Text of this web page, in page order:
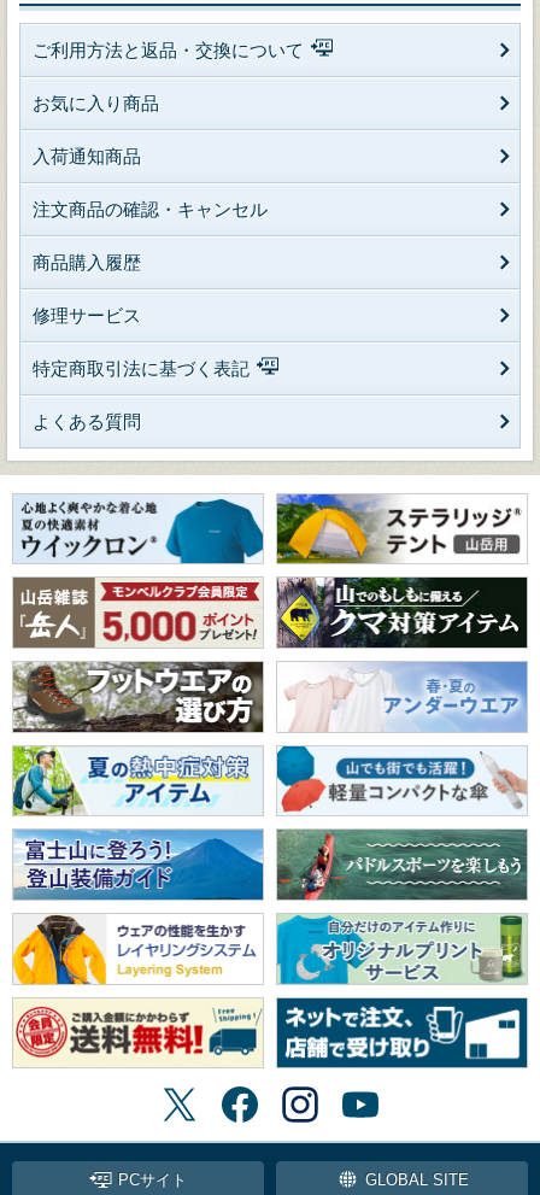
ご利用方法と返品・交換について
お気に入り商品
入荷通知商品
注文商品の確認・キャンセル
商品購入履歴
修理サービス
特定商取引法に基づく表記
よくある質問
PCサイト GLOBAL SITE